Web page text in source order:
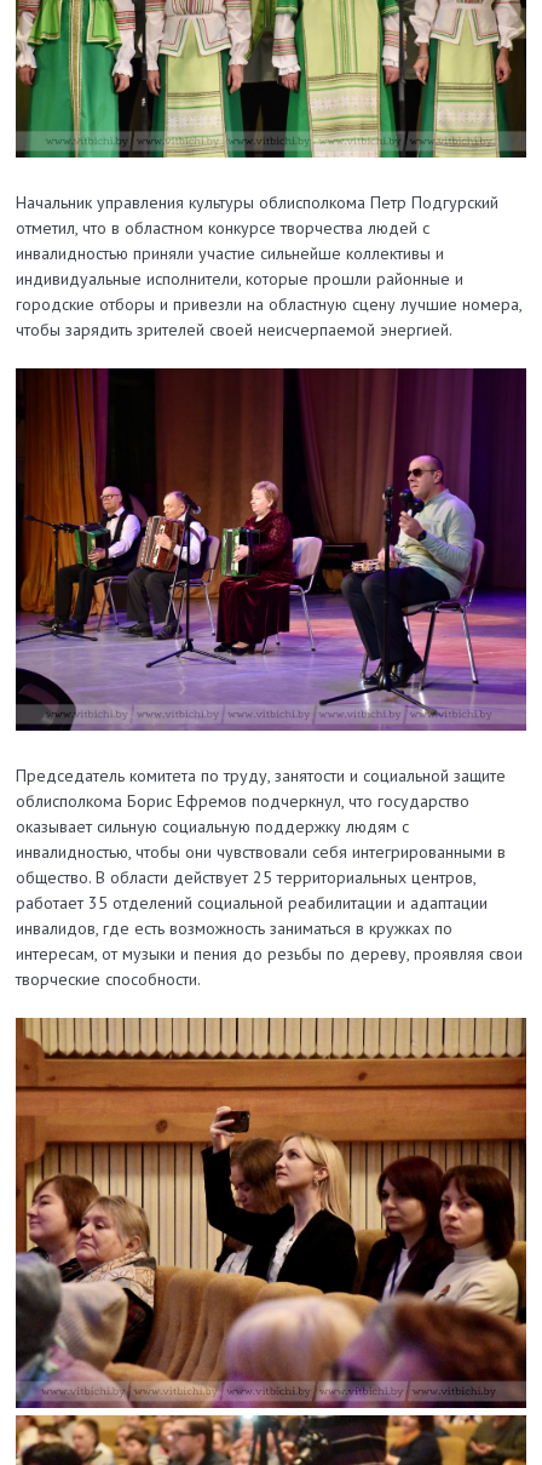
Начальник управления культуры облисполкома Петр Подгурский
отметил, что в областном конкурсе творчества людей с
инвалидностью приняли участие сильнейше коллективы и
индивидуальные исполнители, которые прошли районные и
городские отборы и привезли на областную сцену лучшие номера,
чтобы зарядить зрителей своей неисчерпаемой энергией.
Председатель комитета по труду, занятости и социальной защите
облисполкома Борис Ефремов подчеркнул, что государство
оказывает сильную социальную поддержку людям с
инвалидностью, чтобы они чувствовали себя интегрированными в
общество. В области действует 25 территориальных центров,
работает 35 отделений социальной реабилитации и адаптации
инвалидов, где есть возможность заниматься в кружках по
интересам, от музыки и пения до резьбы по дереву, проявляя свои
творческие способности.